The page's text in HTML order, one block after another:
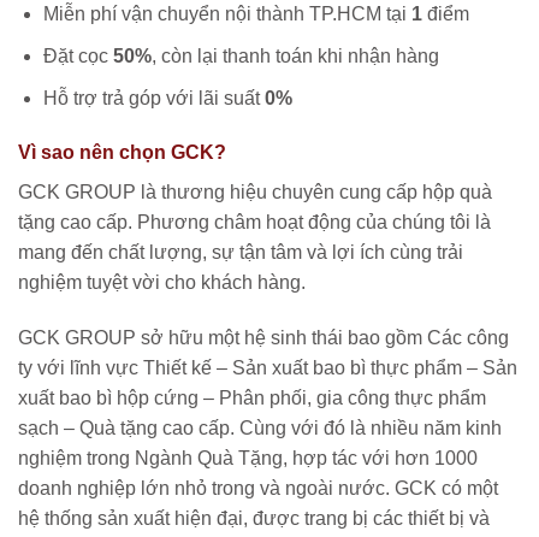
Miễn phí vận chuyển nội thành TP.HCM tại 1điểm
Đặt cọc 50%, còn lại thanh toán khi nhận hàng
Hỗ trợ trả góp với lãi suất0%
Vì sao nên chọn GCK?
GCK GROUP là thương hiệu chuyên cung cấp hộp quà
tặng cao cấp. Phương châm hoạt động của chúng tôi là
mang đến chất lượng, sự tận tâm và lợi ích cùng trải
nghiệm tuyệt vời cho khách hàng.
GCK GROUP sở hữu một hệ sinh thái bao gồm Các công
ty với lĩnh vực Thiết kế – Sản xuất bao bì thực phẩm – Sản
xuất bao bì hộp cứng – Phân phối, gia công thực phẩm
sạch – Quà tặng cao cấp. Cùng với đó là nhiều năm kinh
nghiệm trong Ngành Quà Tặng, hợp tác với hơn 1000
doanh nghiệp lớn nhỏ trong và ngoài nước. GCK có một
hệ thống sản xuất hiện đại, được trang bị các thiết bị và